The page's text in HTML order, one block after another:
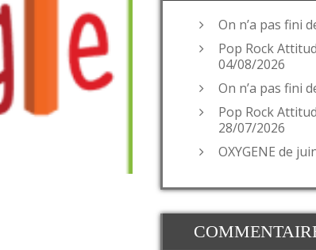
On n’a pas fini
Pop Rock
04/08/2026
On n’a pas fini
Pop Rock
28/07/2026
OXYGENE de